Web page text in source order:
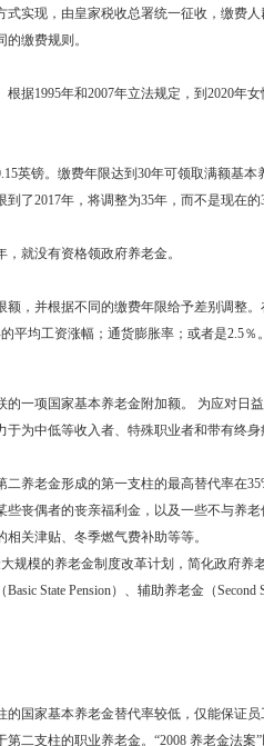
式实现，由皇家税收总署统一征收，缴费
缴费规则。
据1995年和2007年立法规定，到2020年
英镑。缴费年限达到30年可领取满额基
了2017年，将调整为35年，而不是现在
就没有资格领政府养老金。
额，并根据不同的缴费年限给予差别调整
平均工资涨幅；通货膨胀率；或者是2.5
的一项国家基本养老金附加额。 为应对日
于为中低等收入者、特殊职业者和带有终
养老金形成的第一支柱的最高替代率在
丧偶者的丧亲福利金，以及一些不与养
关津贴、冬季燃气费补助等等。
模的养老金制度改革计划，简化政府养老
State Pension）、辅助养老金（Second
国家基本养老金替代率较低，仅能保证
二支柱的职业养老金。“2008 养老金法